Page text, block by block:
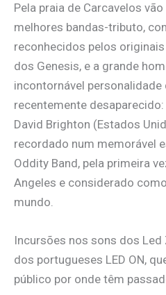
Pela praia de Carcavelos
melhores bandas-tributo,
reconhecidos pelos
dos Genesis, e a grande
incontornável personalidade
recentemente
David Brighton (Estados
recordado num memorável
Oddity Band, pela primeira
Angeles e considerado
mundo.
Incursões nos sons dos
dos portugueses LED ON,
público por onde têm